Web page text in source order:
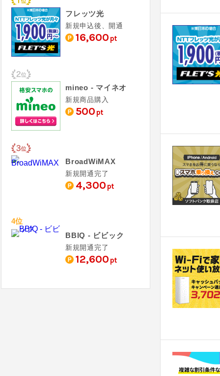
フレッツ光
新規申込後、開通
16,600 pt
mineo - マイネオ
新規商品購入
500 pt
BroadWiMAX
新規開通完了
4,300 pt
4位
BBIQ - ビビック
新規開通完了
12,600 pt